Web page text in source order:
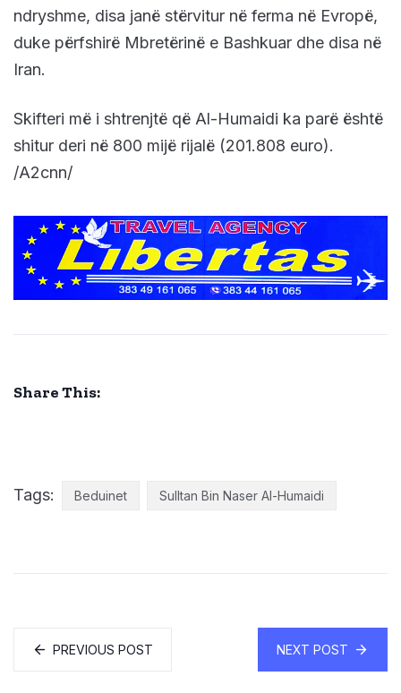
ndryshme, disa janë stërvitur në ferma në Evropë,
duke përfshirë Mbretërinë e Bashkuar dhe disa në
Iran.
Skifteri më i shtrenjtë që Al-Humaidi ka parë është
shitur deri në 800 mijë rijalë (201.808 euro).
/A2cnn/
Share This:
Tags: Beduinet Sulltan Bin Naser Al-Humaidi
PREVIOUS POST NEXT POST